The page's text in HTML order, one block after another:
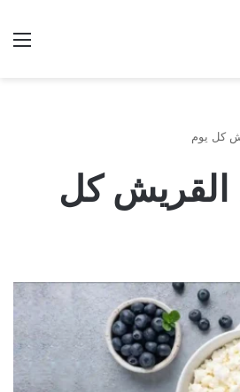
كل يوم
القريش كل